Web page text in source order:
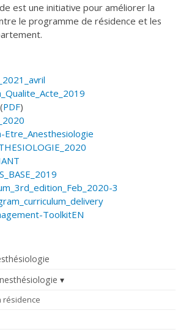
résidence
est une initiative pour améliorer la
le programme de résidence et les
(PDF)
Etre_Anesthesiologie
3
ToolkitEN